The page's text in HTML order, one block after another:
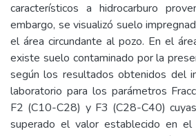
característicos a hidrocarburo
embargo, se visualizó suelo
el área circundante al pozo. En el
existe suelo contaminado por la
según los resultados obtenidos del
laboratorio para los parámetros
F2 (C10-C28) y F3 (C28-C40)
superado el valor establecido en el